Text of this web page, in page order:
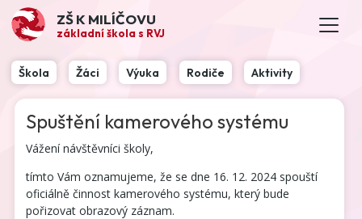
ZŠ K MILÍČOVU
základní škola s RVJ
Škola Žáci Výuka Rodiče Aktivity
Spuštění kamerového systému
Vážení návštěvníci školy,
tímto Vám oznamujeme, že se dne 16. 12. 2024 spouští
oficiálně činnost kamerového systému, který bude
pořizovat obrazový záznam.